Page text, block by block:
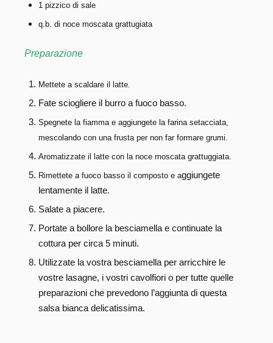
1 pizzico di sale
q.b. di noce moscata grattugiata
Preparazione
Mettete a scaldare il latte.
Fate sciogliere il burro a fuoco basso.
Spegnete la fiamma e aggiungete la farina setacciata,
mescolando con una frusta per non far formare grumi.
Aromatizzate il latte con la noce moscata grattuggiata.
Rimettete a fuoco basso il composto e aggiungete
lentamente il latte.
Salate a piacere.
Portate a bollore la besciamella e continuate la
cottura per circa 5 minuti.
Utilizzate la vostra besciamella per arricchire le
vostre lasagne, i vostri cavolfiori o per tutte quelle
preparazioni che prevedono l’aggiunta di questa
salsa bianca delicatissima.